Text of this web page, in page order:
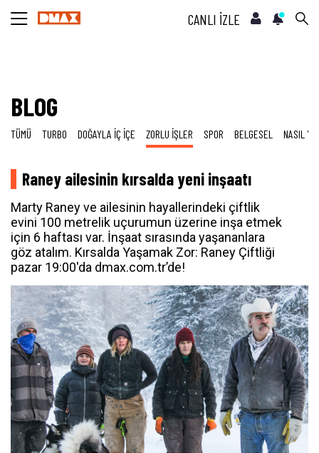
CANLI İZLE
BLOG
TÜMÜ TURBO DOĞAYLA İÇ İÇE ZORLU İŞLER SPOR BELGESEL NASIL
Raney ailesinin kırsalda yeni inşaatı
Marty Raney ve ailesinin hayallerindeki çiftlik
evini 100 metrelik uçurumun üzerine inşa etmek
için 6 haftası var. İnşaat sırasında yaşananlara
göz atalım. Kırsalda Yaşamak Zor: Raney Çiftliği
pazar 19:00'da dmax.com.tr’de!